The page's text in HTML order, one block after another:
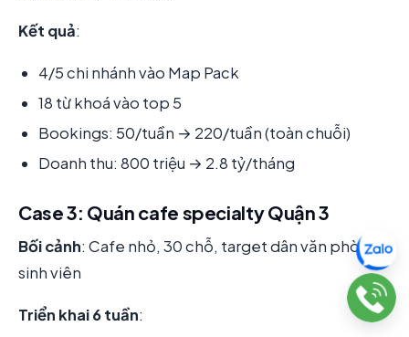
Kết quả:
4/5 chi nhánh vào Map Pack
18 từ khoá vào top 5
Bookings: 50/tuần → 220/tuần (toàn chuỗi)
Doanh thu: 800 triệu → 2.8 tỷ/tháng
Case 3: Quán cafe specialty Quận 3
Bối cảnh: Cafe nhỏ, 30 chỗ, target dân văn phòng +
sinh viên
Triển khai 6 tuần: